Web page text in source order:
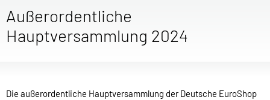
Außerordentliche
Hauptversammlung 2024
Die außerordentliche Hauptversammlung der Deutsche EuroShop